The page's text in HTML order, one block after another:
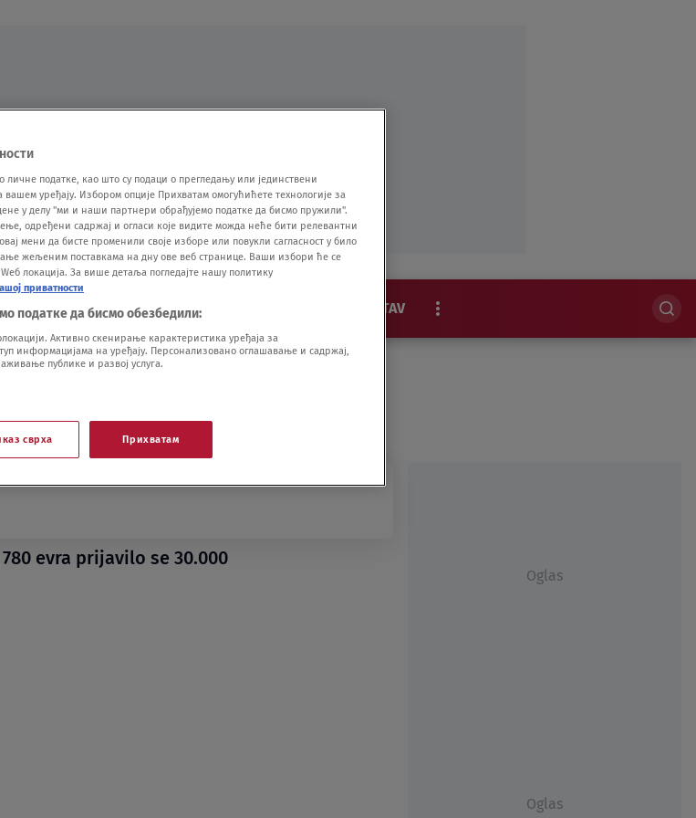
SPORT VIDEO NOVA BAZA STAV
EKSKLUZIVNO
evra prijavilo se 30.000
Oglas
Oglas
личне податке, као што су подаци о прегледању или јединствени
уређају. Избором опције Прихватам омогућићете технологије за
у делу "ми и наши партнери обрађујемо податке да бисмо пружили".
одређени садржај и огласи које видите можда неће бити релевантни
мени да бисте променили своје изборе или повукли сагласност у било
жељеним поставкама на дну ове веб странице. Ваши избори ће се
локација. За више детаља погледајте нашу политику
приватности
податке да бисмо обезбедили:
Активно скенирање карактеристика уређаја за
информацијама на уређају. Персонализовано оглашавање и садржај,
публике и развој услуга.
сврха Прихватам